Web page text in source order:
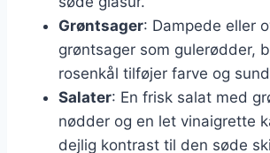
Grøntsager: Dampede eller
grøntsager som gulerødder,
rosenkål tilføjer farve og
Salater: En frisk salat med
nødder og en let vinaigrette
dejlig kontrast til den søde